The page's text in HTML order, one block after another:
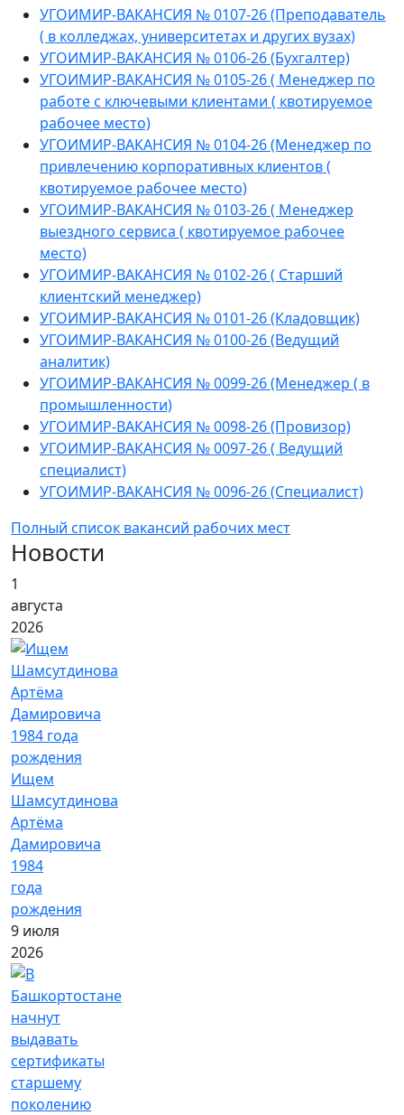
УГОИМИР-ВАКАНСИЯ № 0107-26 (Преподаватель
( в колледжах, университетах и других вузах)
УГОИМИР-ВАКАНСИЯ № 0106-26 (Бухгалтер)
УГОИМИР-ВАКАНСИЯ № 0105-26 ( Менеджер по
работе с ключевыми клиентами ( квотируемое
рабочее место)
УГОИМИР-ВАКАНСИЯ № 0104-26 (Менеджер по
привлечению корпоративных клиентов (
квотируемое рабочее место)
УГОИМИР-ВАКАНСИЯ № 0103-26 ( Менеджер
выездного сервиса ( квотируемое рабочее
место)
УГОИМИР-ВАКАНСИЯ № 0102-26 ( Старший
клиентский менеджер)
УГОИМИР-ВАКАНСИЯ № 0101-26 (Кладовщик)
УГОИМИР-ВАКАНСИЯ № 0100-26 (Ведущий
аналитик)
УГОИМИР-ВАКАНСИЯ № 0099-26 (Менеджер ( в
промышленности)
УГОИМИР-ВАКАНСИЯ № 0098-26 (Провизор)
УГОИМИР-ВАКАНСИЯ № 0097-26 ( Ведущий
специалист)
УГОИМИР-ВАКАНСИЯ № 0096-26 (Специалист)
Полный список вакансий рабочих мест
Новости
1
августа
2026
Ищем
Шамсутдинова
Артёма
Дамировича
1984
года
рождения
9 июля
2026